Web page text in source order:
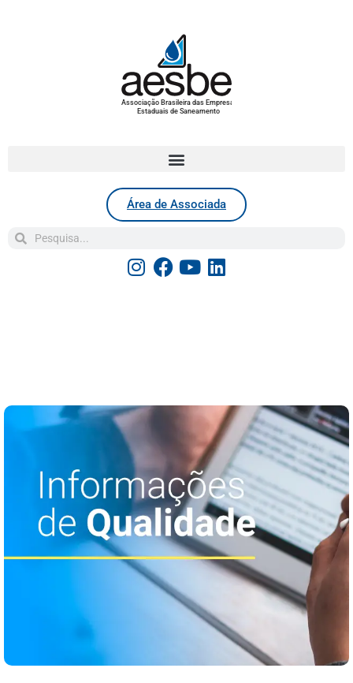
Associação Brasileira das Empresas
Estaduais de Saneamento
Área de Associada